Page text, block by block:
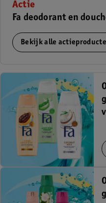
Actie
Fa deodorant en
Bekijk alle